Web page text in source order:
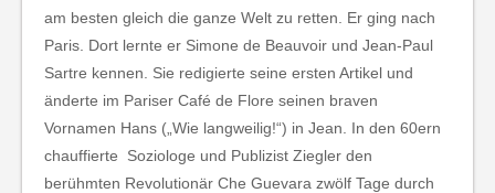
am besten gleich die ganze Welt zu retten. Er ging nach
Paris. Dort lernte er Simone de Beauvoir und Jean-Paul
Sartre kennen. Sie redigierte seine ersten Artikel und
änderte im Pariser Café de Flore seinen braven
Vornamen Hans („Wie langweilig!“) in Jean. In den 60ern
chauffierte Soziologe und Publizist Ziegler den
berühmten Revolutionär Che Guevara zwölf Tage durch